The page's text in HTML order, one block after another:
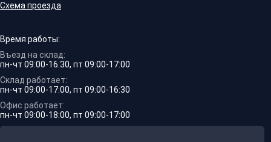
Схема проезда
Время работы:
Въезд на склад:
пн-чт 09:00-16:30, пт 09:00-17:00
Склад работает:
пн-чт 09:00-17:00, пт 09:00-16:30
Офис работает:
пн-чт 09:00-18:00, пт 09:00-17:00